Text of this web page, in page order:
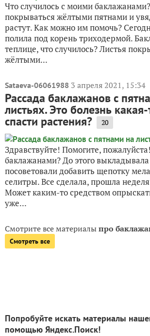
Что случилось с моими
покрываться жëлтыми пятнами и
растут. Как можно им помочь?
полила под корень триходермой.
теплице, что случилось? Листья
жëлтыми...
Sataeva-06061988 3 апреля 2021, 15:34
Рассада баклажанов с
листьях. Это болезнь
спасти растения? 20
Здравствуйте! Помогите,
баклажанами? До этого выкладывала
посоветовали добавить щепотку
селитры. Все сделала, прошла
Может каким-то средством
уже...
Смотрите все материалыпро
Смотреть все
Попробуйте искать материалы
помощью Яндекс.Поиск!